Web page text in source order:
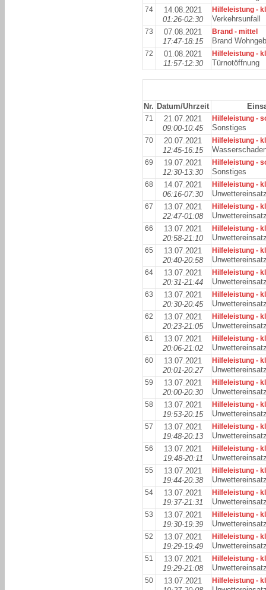
74
14.08.2021
01:26-02:30
Hilfeleistung -
Verkehrsunfall
73
07.08.2021
17:47-18:15
Brand - mittel
Brand
72
01.08.2021
11:57-12:30
Hilfeleistung -
Türnotöffnung
Nr. Datum/Uhrzeit
71
21.07.2021
09:00-10:45
Hilfeleistung -
Sonstiges
70
20.07.2021
12:45-16:15
Hilfeleistung -
69
19.07.2021
12:30-13:30
Hilfeleistung -
Sonstiges
68
14.07.2021
06:16-07:30
Hilfeleistung -
67
13.07.2021
22:47-01:08
Hilfeleistung -
66
13.07.2021
20:58-21:10
Hilfeleistung -
65
13.07.2021
20:40-20:58
Hilfeleistung -
64
13.07.2021
20:31-21:44
Hilfeleistung -
63
13.07.2021
20:30-20:45
Hilfeleistung -
62
13.07.2021
20:23-21:05
Hilfeleistung -
61
13.07.2021
20:06-21:02
Hilfeleistung -
60
13.07.2021
20:01-20:27
Hilfeleistung -
59
13.07.2021
20:00-20:30
Hilfeleistung -
58
13.07.2021
19:53-20:15
Hilfeleistung -
57
13.07.2021
19:48-20:13
Hilfeleistung -
56
13.07.2021
19:48-20:11
Hilfeleistung -
55
13.07.2021
19:44-20:38
Hilfeleistung -
54
13.07.2021
19:37-21:31
Hilfeleistung -
53
13.07.2021
19:30-19:39
Hilfeleistung -
52
13.07.2021
19:29-19:49
Hilfeleistung -
51
13.07.2021
19:29-21:08
Hilfeleistung -
50
13.07.2021
Hilfeleistung -